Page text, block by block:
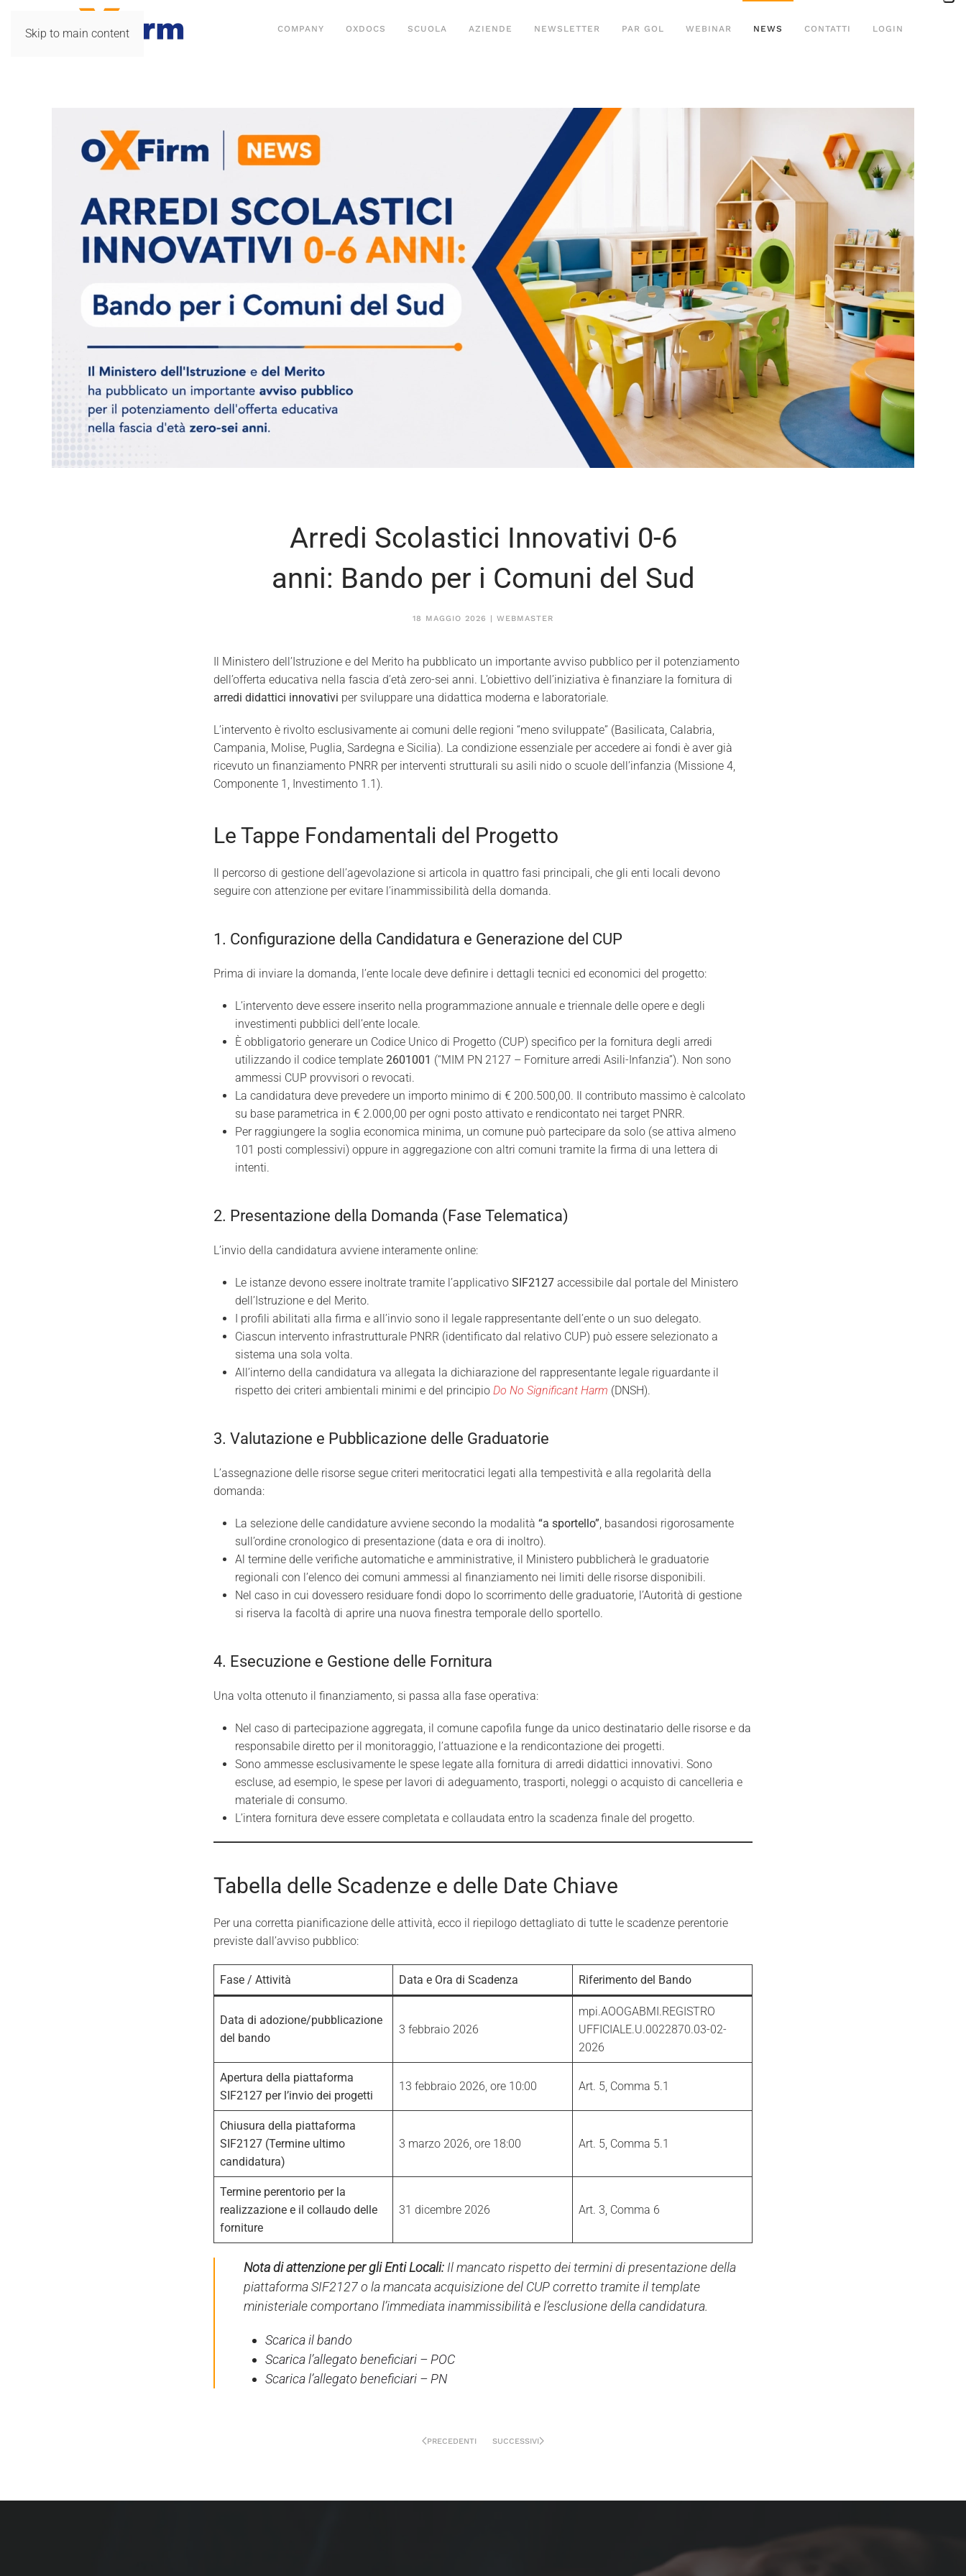
Skip to main content COMPANY OXDOCS SCUOLA AZIENDE NEWSLETTER PAR GOL WEBINAR NEWS CONTATTI LOGIN
Arredi Scolastici Innovativi 0-6
anni: Bando per i Comuni del Sud
18 MAGGIO 2026 | WEBMASTER
Il Ministero dell’Istruzione e del Merito ha pubblicato un importante avviso pubblico per il potenziamento
dell’offerta educativa nella fascia d’età zero-sei anni. L’obiettivo dell’iniziativa è finanziare la fornitura di
arredi didattici innovativi per sviluppare una didattica moderna e laboratoriale.
L’intervento è rivolto esclusivamente ai comuni delle regioni “meno sviluppate” (Basilicata, Calabria,
Campania, Molise, Puglia, Sardegna e Sicilia). La condizione essenziale per accedere ai fondi è aver già
ricevuto un finanziamento PNRR per interventi strutturali su asili nido o scuole dell’infanzia (Missione 4,
Componente 1, Investimento 1.1).
Le Tappe Fondamentali del Progetto
Il percorso di gestione dell’agevolazione si articola in quattro fasi principali, che gli enti locali devono
seguire con attenzione per evitare l’inammissibilità della domanda.
1. Configurazione della Candidatura e Generazione del CUP
Prima di inviare la domanda, l’ente locale deve definire i dettagli tecnici ed economici del progetto:
L’intervento deve essere inserito nella programmazione annuale e triennale delle opere e degli
investimenti pubblici dell’ente locale.
È obbligatorio generare un Codice Unico di Progetto (CUP) specifico per la fornitura degli arredi
utilizzando il codice template 2601001 (“MIM PN 2127 – Forniture arredi Asili-Infanzia”). Non sono
ammessi CUP provvisori o revocati.
La candidatura deve prevedere un importo minimo di € 200.500,00. Il contributo massimo è calcolato
su base parametrica in € 2.000,00 per ogni posto attivato e rendicontato nei target PNRR.
Per raggiungere la soglia economica minima, un comune può partecipare da solo (se attiva almeno
101 posti complessivi) oppure in aggregazione con altri comuni tramite la firma di una lettera di
intenti.
2. Presentazione della Domanda (Fase Telematica)
L’invio della candidatura avviene interamente online:
Le istanze devono essere inoltrate tramite l’applicativo SIF2127 accessibile dal portale del Ministero
dell’Istruzione e del Merito.
I profili abilitati alla firma e all’invio sono il legale rappresentante dell’ente o un suo delegato.
Ciascun intervento infrastrutturale PNRR (identificato dal relativo CUP) può essere selezionato a
sistema una sola volta.
All’interno della candidatura va allegata la dichiarazione del rappresentante legale riguardante il
rispetto dei criteri ambientali minimi e del principio Do No Significant Harm (DNSH).
3. Valutazione e Pubblicazione delle Graduatorie
L’assegnazione delle risorse segue criteri meritocratici legati alla tempestività e alla regolarità della
domanda:
La selezione delle candidature avviene secondo la modalità “a sportello”, basandosi rigorosamente
sull’ordine cronologico di presentazione (data e ora di inoltro).
Al termine delle verifiche automatiche e amministrative, il Ministero pubblicherà le graduatorie
regionali con l’elenco dei comuni ammessi al finanziamento nei limiti delle risorse disponibili.
Nel caso in cui dovessero residuare fondi dopo lo scorrimento delle graduatorie, l’Autorità di gestione
si riserva la facoltà di aprire una nuova finestra temporale dello sportello.
4. Esecuzione e Gestione delle Fornitura
Una volta ottenuto il finanziamento, si passa alla fase operativa:
Nel caso di partecipazione aggregata, il comune capofila funge da unico destinatario delle risorse e da
responsabile diretto per il monitoraggio, l’attuazione e la rendicontazione dei progetti.
Sono ammesse esclusivamente le spese legate alla fornitura di arredi didattici innovativi. Sono
escluse, ad esempio, le spese per lavori di adeguamento, trasporti, noleggi o acquisto di cancelleria e
materiale di consumo.
L’intera fornitura deve essere completata e collaudata entro la scadenza finale del progetto.
Tabella delle Scadenze e delle Date Chiave
Per una corretta pianificazione delle attività, ecco il riepilogo dettagliato di tutte le scadenze perentorie
previste dall’avviso pubblico:
Fase / Attività Data e Ora di Scadenza Riferimento del Bando
Data di adozione/pubblicazione
del bando
3 febbraio 2026
mpi.AOOGABMI.REGISTRO
UFFICIALE.U.0022870.03-02-
2026
Apertura della piattaforma
SIF2127 per l’invio dei progetti
13 febbraio 2026, ore 10:00 Art. 5, Comma 5.1
Chiusura della piattaforma
SIF2127 (Termine ultimo
candidatura)
3 marzo 2026, ore 18:00 Art. 5, Comma 5.1
Termine perentorio per la
realizzazione e il collaudo delle
forniture
31 dicembre 2026 Art. 3, Comma 6
Nota di attenzione per gli Enti Locali: Il mancato rispetto dei termini di presentazione della
piattaforma SIF2127 o la mancata acquisizione del CUP corretto tramite il template
ministeriale comportano l’immediata inammissibilità e l’esclusione della candidatura.
Scarica il bando
Scarica l’allegato beneficiari – POC
Scarica l’allegato beneficiari – PN
PRECEDENTI SUCCESSIVI